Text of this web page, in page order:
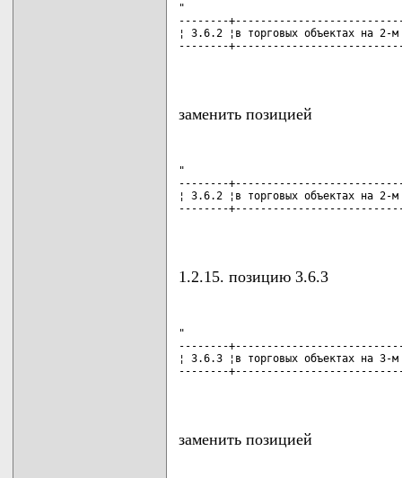
"
--------
¦ 3.6.2 ¦в торговых объектах
--------
заменить позицией
"
--------
¦ 3.6.2 ¦в торговых объектах
--------
1.2.15. позицию 3.6.3
"
--------
¦ 3.6.3 ¦в торговых объектах
--------
заменить позицией